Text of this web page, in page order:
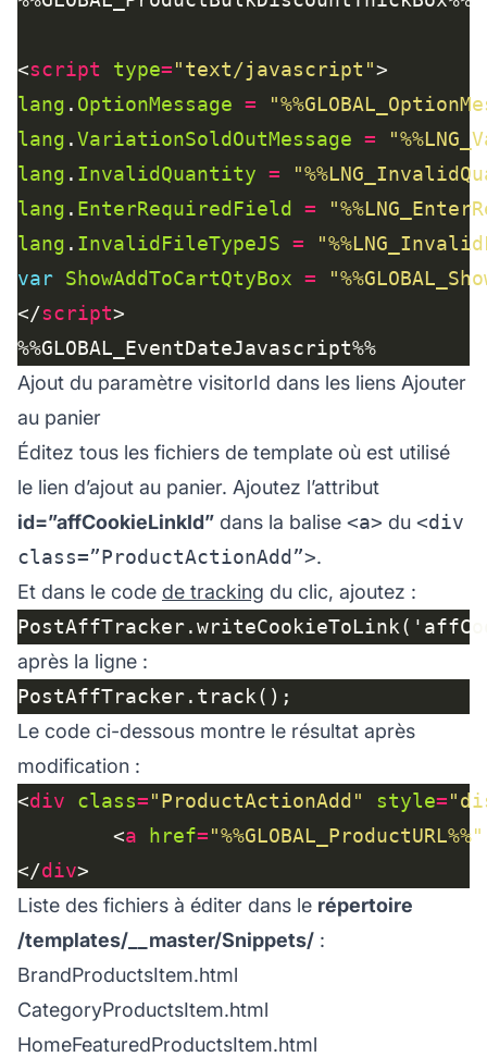
<script type="text/javascript"
lang . OptionMessage =
lang .VariationSoldOutMessage =
lang . InvalidQuantity =
lang . EnterRequiredField =
lang . InvalidFileTypeJS =
var ShowAddToCartQtyBox =
</script
Ajout du paramètre visitorId dans les liens Ajouter
au panier
Éditez tous les fichiers de template où est utilisé
le lien d’ajout au panier. Ajoutez l’attribut
id=”affCookieLinkId” dans la balise <a> du <div
class=”ProductActionAdd”>.
Et dans le code de tracking du clic, ajoutez :
après la ligne :
Le code ci-dessous montre le résultat après
modification :
<div class="ProductActionAdd" style=
		<
a href="%%GLOBAL_ProductURL%%"
</div
Liste des fichiers à éditer dans le répertoire
/templates/__master/Snippets/ :
BrandProductsItem.html
CategoryProductsItem.html
HomeFeaturedProductsItem.html